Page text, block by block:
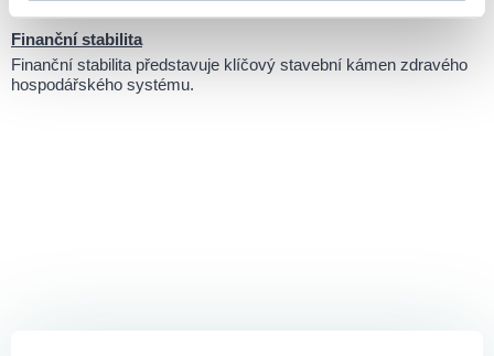
Finanční stabilita
Finanční stabilita představuje klíčový stavební kámen zdravého
hospodářského systému.